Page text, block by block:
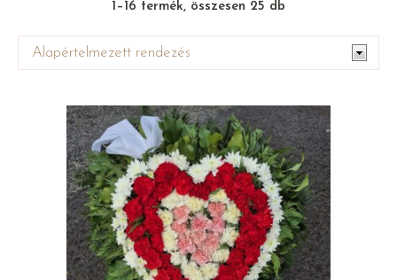
1–16 termék, összesen 25 db